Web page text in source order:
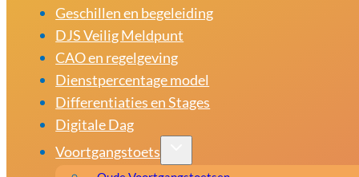
Geschillen en begeleiding
DJS Veilig Meldpunt
CAO en regelgeving
Dienstpercentage model
Differentiaties en Stages
Digitale Dag
Voortgangstoets